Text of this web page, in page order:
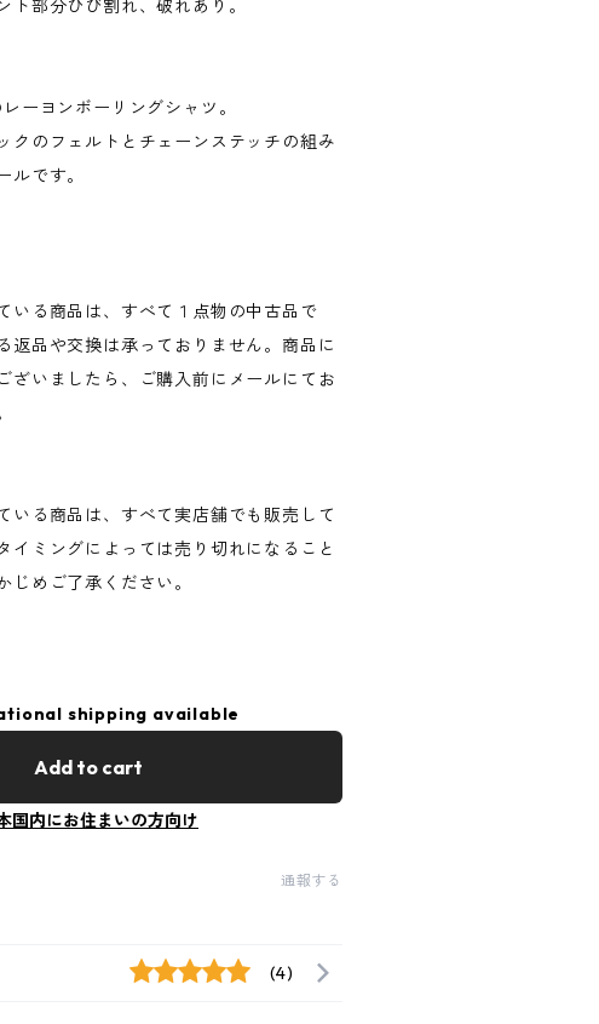
ト部分ひび割れ、破れあり。
ーヨンボーリングシャツ。
クのフェルトとチェーンステッチの組み
ルです。
いる商品は、すべて１点物の中古品で
返品や交換は承っておりません。商品に
ざいましたら、ご購入前にメールにてお
いる商品は、すべて実店舗でも販売して
イミングによっては売り切れになること
じめご了承ください。
shipping available
Add to cart
国内にお住まいの方向け
通報する
(4)